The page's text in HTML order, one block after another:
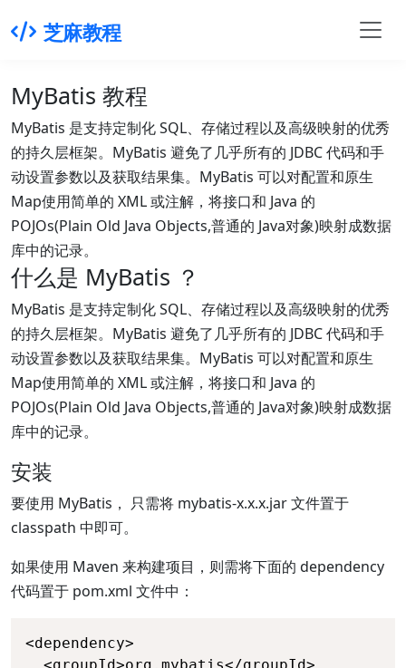
芝麻教程
MyBatis 教程
MyBatis 是支持定制化 SQL、存储过程以及高级映射的优秀
的持久层框架。MyBatis 避免了几乎所有的 JDBC 代码和手
动设置参数以及获取结果集。MyBatis 可以对配置和原生
Map使用简单的 XML 或注解，将接口和 Java 的
POJOs(Plain Old Java Objects,普通的 Java对象)映射成数据
库中的记录。
什么是 MyBatis ？
MyBatis 是支持定制化 SQL、存储过程以及高级映射的优秀
的持久层框架。MyBatis 避免了几乎所有的 JDBC 代码和手
动设置参数以及获取结果集。MyBatis 可以对配置和原生
Map使用简单的 XML 或注解，将接口和 Java 的
POJOs(Plain Old Java Objects,普通的 Java对象)映射成数据
库中的记录。
安装
要使用 MyBatis， 只需将 mybatis-x.x.x.jar 文件置于
classpath 中即可。
如果使用 Maven 来构建项目，则需将下面的 dependency
代码置于 pom.xml 文件中：
<dependency>
  <groupId>org.mybatis</groupId>